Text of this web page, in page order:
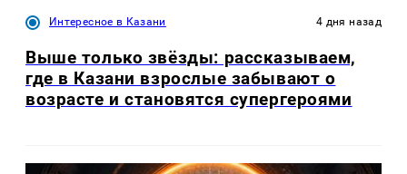
Интересное в Казани 4 дня назад
Выше только звёзды: рассказываем,
где в Казани взрослые забывают о
возрасте и становятся супергероями